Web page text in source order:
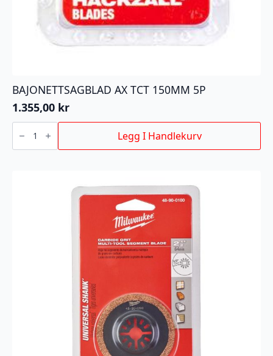
BAJONETTSAGBLAD AX TCT 150MM 5P
1.355,00 kr
BAJONETTSAGBLAD
AX
150MM
Legg I Handlekurv